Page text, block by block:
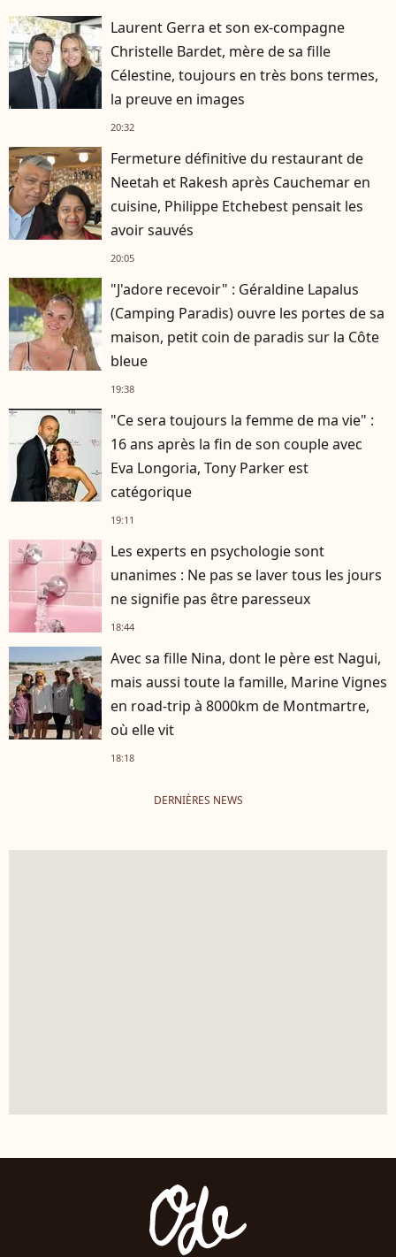
Laurent Gerra et son ex-compagne
Christelle Bardet, mère de sa fille
Célestine, toujours en très bons termes,
la preuve en images
20:32
Fermeture définitive du restaurant de
Neetah et Rakesh après Cauchemar en
cuisine, Philippe Etchebest pensait les
avoir sauvés
20:05
"J'adore recevoir" : Géraldine Lapalus
(Camping Paradis) ouvre les portes de sa
maison, petit coin de paradis sur la Côte
bleue
19:38
"Ce sera toujours la femme de ma vie" :
16 ans après la fin de son couple avec
Eva Longoria, Tony Parker est
catégorique
19:11
Les experts en psychologie sont
unanimes : Ne pas se laver tous les jours
ne signifie pas être paresseux
18:44
Avec sa fille Nina, dont le père est Nagui,
mais aussi toute la famille, Marine Vignes
en road-trip à 8000km de Montmartre,
où elle vit
18:18
DERNIÈRES NEWS